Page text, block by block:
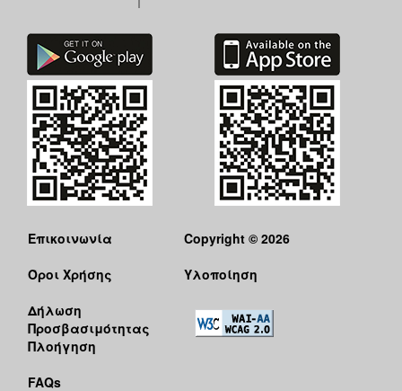
Επικοινωνία
Όροι Χρήσης
Δήλωση
Προσβασιμότητας
Πλοήγηση
FAQs
Copyright © 2026
Υλοποίηση